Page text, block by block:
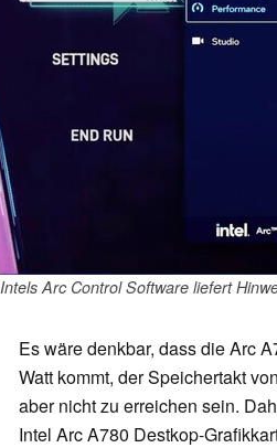
Intels Arc Control Software liefert
Es wäre denkbar, dass die Arc
Watt kommt, der Speichertakt
aber nicht zu erreichen sein.
Intel Arc A780 Destkop-